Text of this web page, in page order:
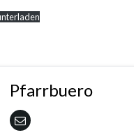
Pfarrbuero